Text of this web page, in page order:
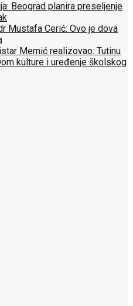
Beograd planira preseljenje
Mustafa Cerić: Ovo je dova
Memić realizovao: Tutinu
kulture i uređenje školskog